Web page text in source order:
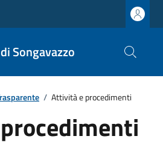
Songavazzo
/ Attività e procedimenti